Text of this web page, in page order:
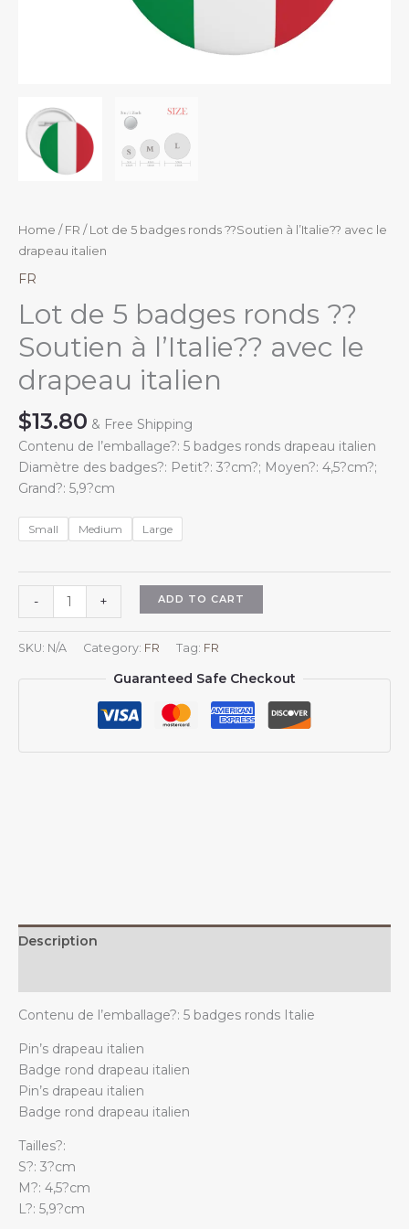
Home / FR / Lot de 5 badges ronds ??Soutien à l’Italie?? avec le
drapeau italien
FR
Lot de 5 badges ronds ??
Soutien à l’Italie?? avec le
drapeau italien
$13.80 & Free Shipping
Contenu de l’emballage?: 5 badges ronds drapeau italien
Diamètre des badges?: Petit?: 3?cm?; Moyen?: 4,5?cm?;
Grand?: 5,9?cm
Small Medium Large
-
de
5
badges
ronds
+ ADD TO CART
SKU: N/A Category: FR Tag: FR
Guaranteed Safe Checkout
Description
Contenu de l’emballage?: 5 badges ronds Italie
Pin’s drapeau italien
Badge rond drapeau italien
Pin’s drapeau italien
Badge rond drapeau italien
Tailles?:
S?: 3?cm
M?: 4,5?cm
L?: 5,9?cm